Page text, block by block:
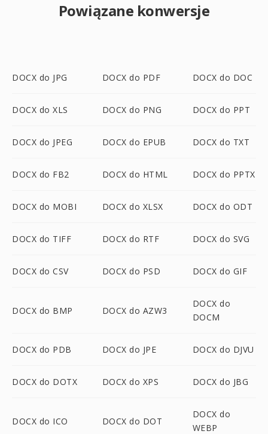
Powiązane konwersje
DOCX do JPG DOCX do PDF DOCX do DOC
DOCX do XLS DOCX do PNG DOCX do PPT
DOCX do JPEG DOCX do EPUB DOCX do TXT
DOCX do FB2 DOCX do HTML DOCX do PPTX
DOCX do MOBI DOCX do XLSX DOCX do ODT
DOCX do TIFF DOCX do RTF DOCX do SVG
DOCX do CSV DOCX do PSD DOCX do GIF
DOCX do BMP DOCX do AZW3
DOCX do
DOCM
DOCX do PDB DOCX do JPE DOCX do DJVU
DOCX do DOTX DOCX do XPS DOCX do JBG
DOCX do ICO DOCX do DOT
DOCX do
WEBP